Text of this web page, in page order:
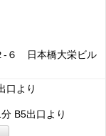
-６ 日本橋大栄ビル
口より
B5出口より